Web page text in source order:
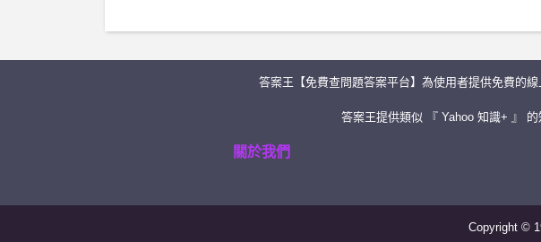
答案王【免費查問題答案平台】為使用者提供免費的
答案王提供類似 『 Yahoo 知識+ 』
關於我們
Copyright ©